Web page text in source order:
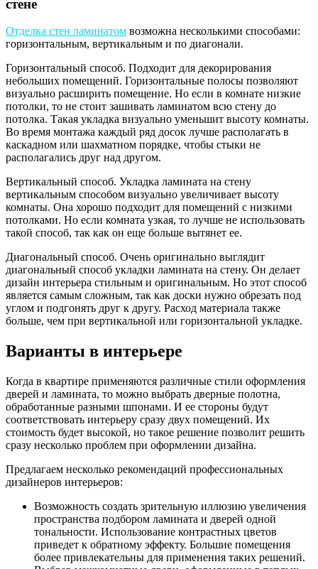
стене
Отделка стен ламинатом возможна несколькими способами:
горизонтальным, вертикальным и по диагонали.
Горизонтальный способ. Подходит для декорирования
небольших помещений. Горизонтальные полосы позволяют
визуально расширить помещение. Но если в комнате низкие
потолки, то не стоит зашивать ламинатом всю стену до
потолка. Такая укладка визуально уменьшит высоту комнаты.
Во время монтажа каждый ряд досок лучше располагать в
каскадном или шахматном порядке, чтобы стыки не
располагались друг над другом.
Вертикальный способ. Укладка ламината на стену
вертикальным способом визуально увеличивает высоту
комнаты. Она хорошо подходит для помещений с низкими
потолками. Но если комната узкая, то лучше не использовать
такой способ, так как он еще больше вытянет ее.
Диагональный способ. Очень оригинально выглядит
диагональный способ укладки ламината на стену. Он делает
дизайн интерьера стильным и оригинальным. Но этот способ
является самым сложным, так как доски нужно обрезать под
углом и подгонять друг к другу. Расход материала также
больше, чем при вертикальной или горизонтальной укладке.
Варианты в интерьере
Когда в квартире применяются различные стили оформления
дверей и ламината, то можно выбрать дверные полотна,
обработанные разными шпонами. И ее стороны будут
соответствовать интерьеру сразу двух помещений. Их
стоимость будет высокой, но такое решение позволит решить
сразу несколько проблем при оформлении дизайна.
Предлагаем несколько рекомендаций профессиональных
дизайнеров интерьеров:
Возможность создать зрительную иллюзию увеличения
пространства подбором ламината и дверей одной
тональности. Использование контрастных цветов
приведет к обратному эффекту. Большие помещения
более привлекательны для применения таких решений.